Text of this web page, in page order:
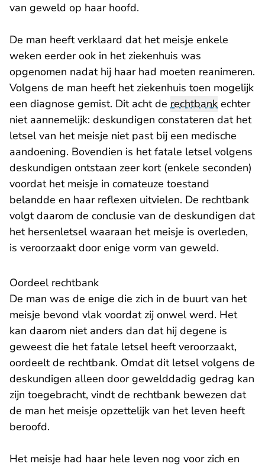
van geweld op haar hoofd.
De man heeft verklaard dat het meisje enkele
weken eerder ook in het ziekenhuis was
opgenomen nadat hij haar had moeten reanimeren.
Volgens de man heeft het ziekenhuis toen mogelijk
een diagnose gemist. Dit acht de rechtbank echter
niet aannemelijk: deskundigen constateren dat het
letsel van het meisje niet past bij een medische
aandoening. Bovendien is het fatale letsel volgens
deskundigen ontstaan zeer kort (enkele seconden)
voordat het meisje in comateuze toestand
belandde en haar reflexen uitvielen. De rechtbank
volgt daarom de conclusie van de deskundigen dat
het hersenletsel waaraan het meisje is overleden,
is veroorzaakt door enige vorm van geweld.
Oordeel rechtbank
De man was de enige die zich in de buurt van het
meisje bevond vlak voordat zij onwel werd. Het
kan daarom niet anders dan dat hij degene is
geweest die het fatale letsel heeft veroorzaakt,
oordeelt de rechtbank. Omdat dit letsel volgens de
deskundigen alleen door gewelddadig gedrag kan
zijn toegebracht, vindt de rechtbank bewezen dat
de man het meisje opzettelijk van het leven heeft
beroofd.
Het meisje had haar hele leven nog voor zich en